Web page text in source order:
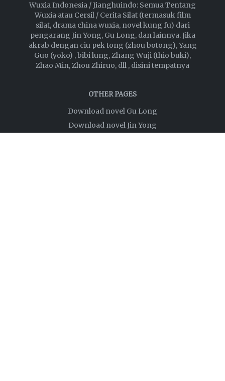
Wuxia Indonesia / Jianghuindo: Semua Tentang
Wuxia atau Cersil / Cerita Silat (termasuk film
silat, drama china wuxia, novel kung fu) dari
pengarang Jin Yong, Gu Long, dan lainnya. Jika
akrab dengan ciu pek tong (zhou botong), Yang
Guo (yoko) , bibi lung, Zhang Wuji (thio buki),
Zhao Min, Zhou Zhiruo, dll , disini tempatnya
OTHER PAGES
Download novel Gu Long
Download novel Jin Yong